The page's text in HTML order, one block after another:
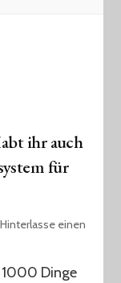
ihr auch
für
Hinterlasse einen
Dinge